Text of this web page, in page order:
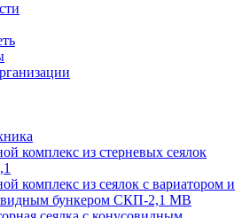
комплекс из стерневых сеялок
комплекс из сеялок с вариатором и
бункером СКП-2,1 МВ